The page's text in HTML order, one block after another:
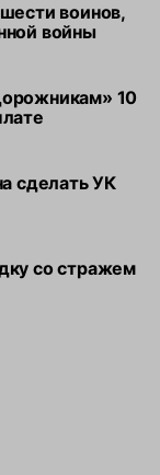
воинов,
войны
10
сделать УК
со стражем